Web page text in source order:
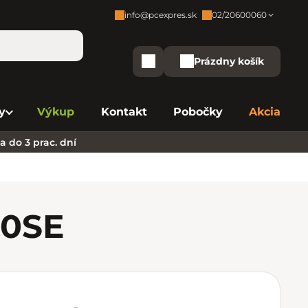
Zákaznícka podpora:
info@pcexpres.sk 02/20600060
Bratislava - Avion 02/20 60 00 61
Bratislava - Aupark
Bratislava - Eurovea
Nákupný košík
Prázdny košík
Výkup Kontakt Pobočky Akcia
do 3 prac. dní
SE